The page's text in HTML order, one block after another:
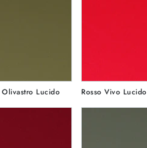
Olivastro Lucido Rosso Vivo Lucido